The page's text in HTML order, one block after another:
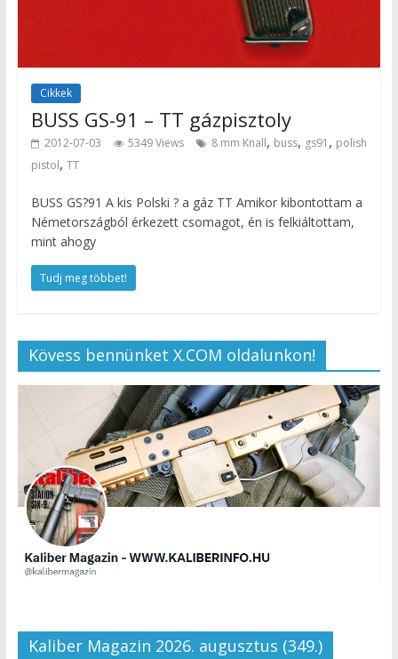
Cikkek
BUSS GS-91 – TT gázpisztoly
2012-07-03 5349 Views 8 mm Knall, buss, gs91 , polish
pistol, TT
BUSS GS?91 A kis Polski ? a gáz TT Amikor kibontottam a
Németországból érkezett csomagot, én is felkiáltottam,
mint ahogy
Tudj meg többet!
Kövess bennünket X.COM oldalunkon!
Kaliber Magazin 2026. augusztus (349.)